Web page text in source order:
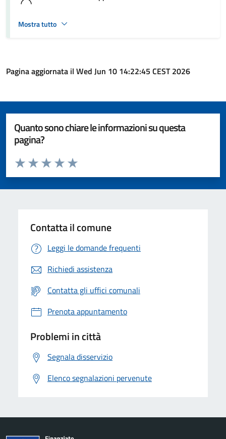
Mostra tutto
Pagina aggiornata il Wed Jun 10 14:22:45 CEST 2026
Quanto sono chiare le informazioni su questa
pagina?
Valuta da 1 a 5 stelle la pagina
Valuta 5 stelle su 5
Valuta 4 stelle su 5
Valuta 3 stelle su 5
Valuta 2 stelle su 5
Valuta 1 stelle su 5
Contatta il comune
Leggi le domande frequenti
Richiedi assistenza
Contatta gli uffici comunali
Prenota appuntamento
Problemi in città
Segnala disservizio
Elenco segnalazioni pervenute